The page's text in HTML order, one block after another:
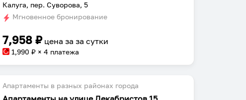
Калуга, пер. Суворова, 5
Мгновенное бронирование
7,958 ₽ цена заза сутки
1,990 ₽ × 4 платежа
Апартаменты в разных районах города